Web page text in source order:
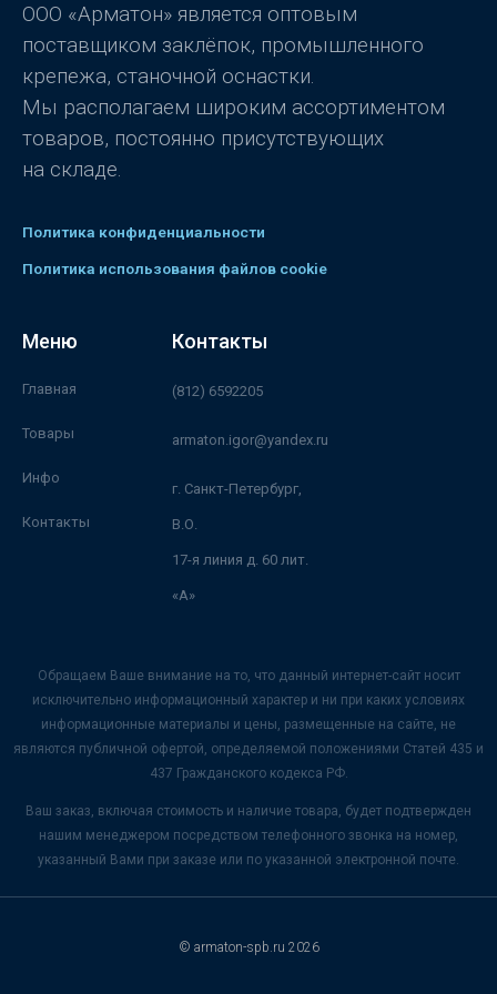
ООО «Арматон» является оптовым
поставщиком заклёпок, промышленного
крепежа, станочной оснастки.
Мы располагаем широким ассортиментом
товаров, постоянно присутствующих
на складе.
Политика конфиденциальности
Политика использования файлов cookie
Меню
Главная
Товары
Инфо
Контакты
Контакты
(812) 6592205
armaton.igor@yandex.ru
г. Санкт-Петербург,
В.О.
17-я линия д. 60 лит.
«А»
Обращаем Ваше внимание на то, что данный интернет-сайт носит
исключительно информационный характер и ни при каких условиях
информационные материалы и цены, размещенные на сайте, не
являются публичной офертой, определяемой положениями Статей 435 и
437 Гражданского кодекса РФ.
Ваш заказ, включая стоимость и наличие товара, будет подтвержден
нашим менеджером посредством телефонного звонка на номер,
указанный Вами при заказе или по указанной электронной почте.
© armaton-spb.ru 2026